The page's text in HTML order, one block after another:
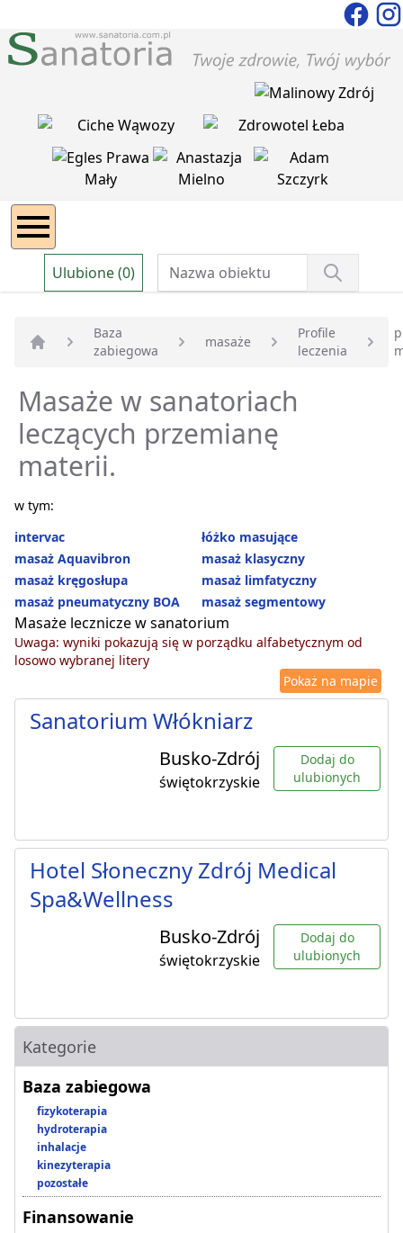
Ulubione (0)
Strona główna
Baza
zabiegowa
masaże
Profile
leczenia
Masaże w sanatoriach
leczących przemianę
materii.
w tym:
intervac
łóżko masujące
masaż Aquavibron
masaż klasyczny
masaż kręgosłupa
masaż limfatyczny
masaż pneumatyczny BOA
masaż segmentowy
Masaże lecznicze w sanatorium
Uwaga: wyniki pokazują się w porządku alfabetycznym od
losowo wybranej litery
Pokaż na mapie
Sanatorium Włókniarz
Busko-Zdrój
świętokrzyskie
Dodaj do
ulubionych
Hotel Słoneczny Zdrój Medical
Spa&Wellness
Busko-Zdrój
świętokrzyskie
Dodaj do
ulubionych
Kategorie
Baza zabiegowa
fizykoterapia
hydroterapia
inhalacje
kinezyterapia
pozostałe
Finansowanie